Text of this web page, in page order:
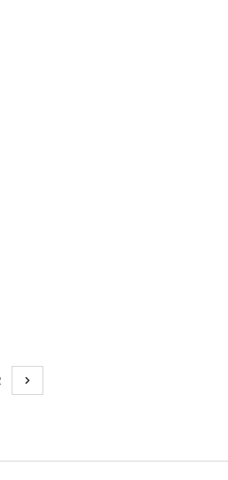
reading page 1
Mene seuraavalle sivulle